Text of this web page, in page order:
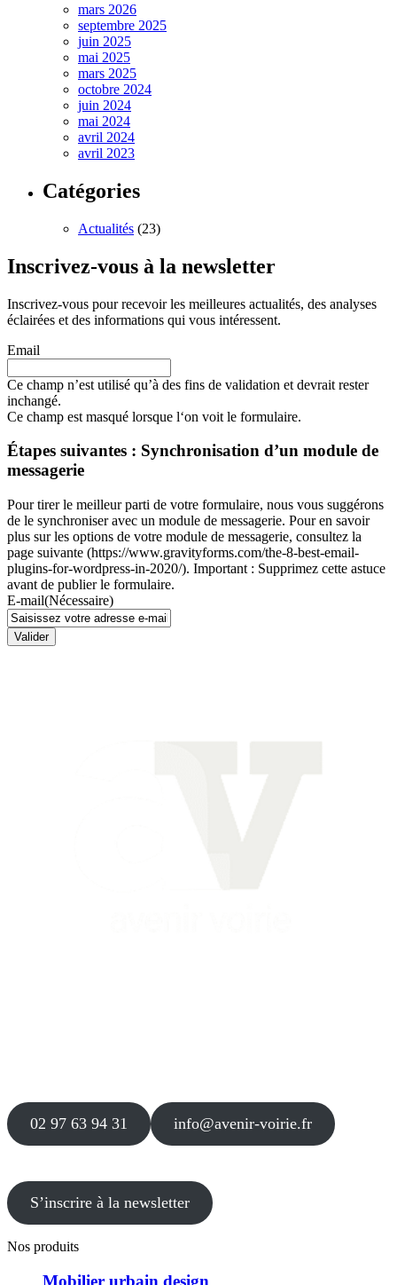
mars 2026
septembre 2025
juin 2025
mai 2025
mars 2025
octobre 2024
juin 2024
mai 2024
avril 2024
avril 2023
Catégories
Actualités (23)
Inscrivez-vous à la newsletter
Inscrivez-vous pour recevoir les meilleures actualités, des analyses
éclairées et des informations qui vous intéressent.
Email
Ce champ n’est utilisé qu’à des fins de validation et devrait rester
inchangé.
Ce champ est masqué lorsque l‘on voit le formulaire.
Étapes suivantes : Synchronisation d’un module de
messagerie
Pour tirer le meilleur parti de votre formulaire, nous vous suggérons
de le synchroniser avec un module de messagerie. Pour en savoir
plus sur les options de votre module de messagerie, consultez la
page suivante (https://www.gravityforms.com/the-8-best-email-
plugins-for-wordpress-in-2020/). Important : Supprimez cette astuce
avant de publier le formulaire.
E-mail(Nécessaire)
Valider
02 97 63 94 31 info@avenir-voirie.fr
S’inscrire à la newsletter
Nos produits
Mobilier urbain design